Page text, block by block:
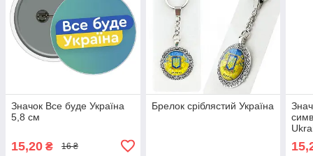
Значок Все буде Україна
5,8 см
15,20 ₴ 16 ₴
Брелок сріблястий Україна